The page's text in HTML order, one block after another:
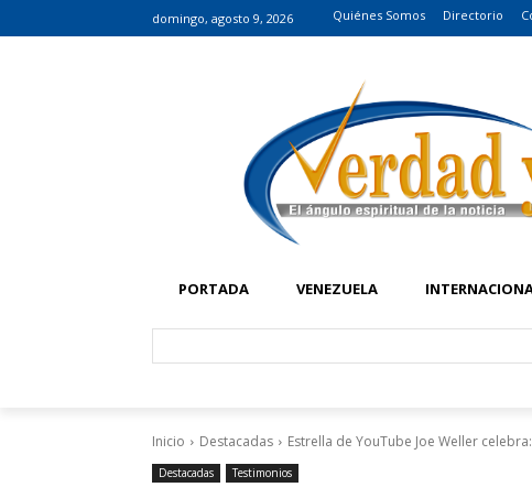
domingo, agosto 9, 2026 Quiénes Somos Directorio
PORTADA VENEZUELA
Inicio Destacadas Estrella de YouTube Joe Weller
Destacadas Testimonios